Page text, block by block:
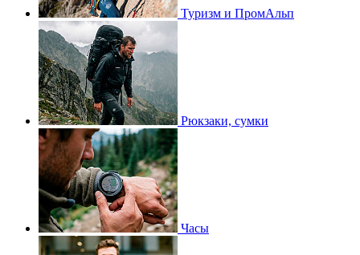
Туризм и ПромАльп
Рюкзаки, сумки
Часы